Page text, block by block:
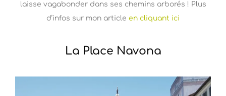
laisse vagabonder dans ses chemins arborés ! Plus
d’infos sur mon article en cliquant ici
La Place Navona